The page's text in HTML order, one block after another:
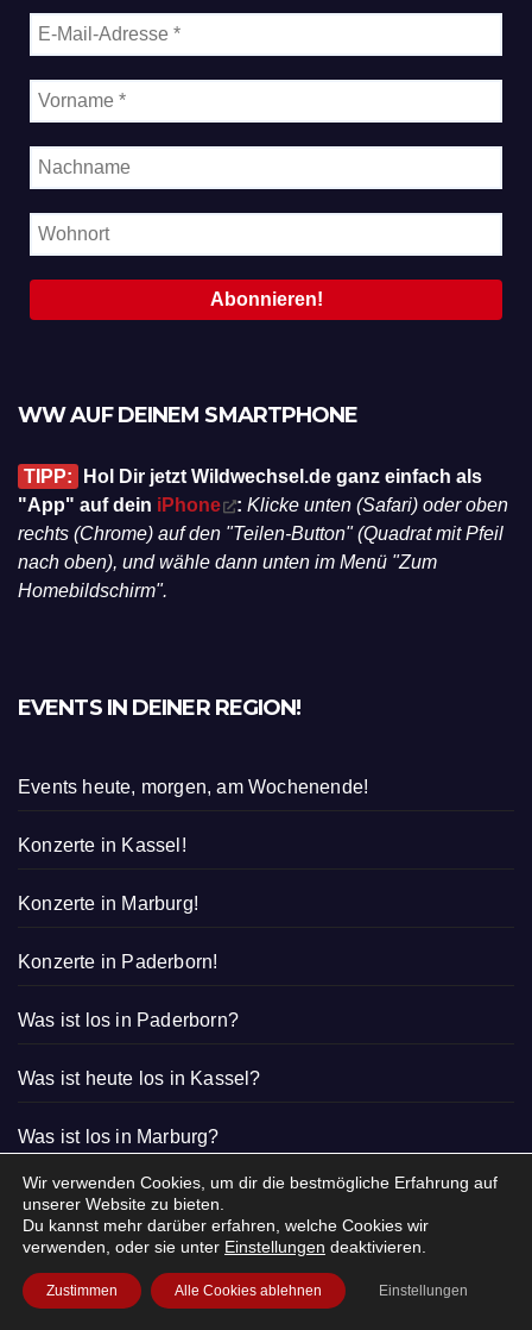
WW AUF DEINEM SMARTPHONE
TIPP:
Hol Dir jetzt Wildwechsel.de ganz einfach als
"App" auf dein iPhone : Klicke unten (Safari) oder oben
rechts (Chrome) auf den "Teilen-Button" (Quadrat mit Pfeil
nach oben), und wähle dann unten im Menü "Zum
Homebildschirm".
EVENTS IN DEINER REGION!
Events heute, morgen, am Wochenende!
Konzerte in Kassel!
Konzerte in Marburg!
Konzerte in Paderborn!
Was ist los in Paderborn?
Was ist heute los in Kassel?
Was ist los in Marburg?
Wir verwenden Cookies, um dir die bestmögliche Erfahrung auf
unserer Website zu bieten.
Du kannst mehr darüber erfahren, welche Cookies wir
verwenden, oder sie unter Einstellungen deaktivieren.
Zustimmen Alle Cookies ablehnen Einstellungen